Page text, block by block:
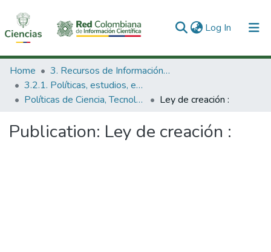
Log In (current)
Communities & Collections
All of DSpace
Home
3. Recursos de Información Científica y Tecnológica
3.2.1. Políticas, estudios, evaluaciones e indicadores de CTeI
Políticas de Ciencia, Tecnología e Innovación
Ley de creación :
Publication: Ley de creación :